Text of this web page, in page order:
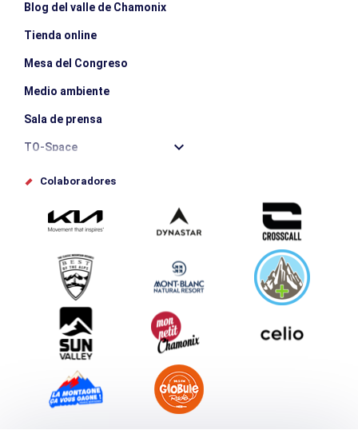
Blog del valle de Chamonix
Tienda online
Mesa del Congreso
Medio ambiente
Sala de prensa
TO-Space
Offices de tourisme
Envíe su evento
Service groupes et séminaires
Descargar
Turismo y discapacidad
Colaboradores